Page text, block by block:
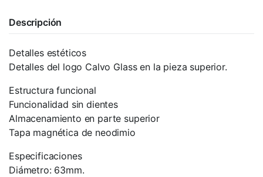
Descripción
Detalles estéticos
Detalles del logo Calvo Glass en la pieza superior.
Estructura funcional
Funcionalidad sin dientes
Almacenamiento en parte superior
Tapa magnética de neodimio
Especificaciones
Diámetro: 63mm.